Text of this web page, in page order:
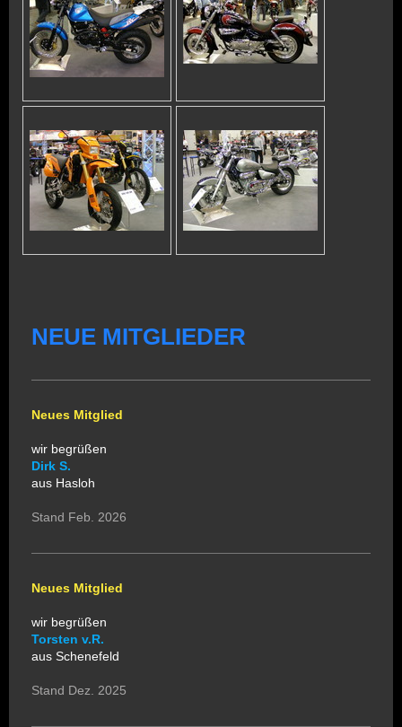
NEUE MITGLIEDER
Neues Mitglied
wir begrüßen
Dirk S.
aus Hasloh
Stand Feb. 2026
Neues Mitglied
wir begrüßen
Torsten v.R.
aus Schenefeld
Stand Dez. 2025